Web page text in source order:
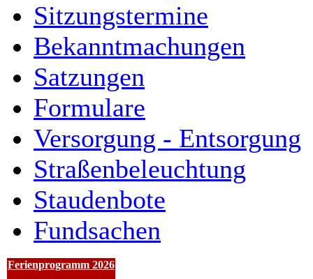
Sitzungstermine
Bekanntmachungen
Satzungen
Formulare
Versorgung - Entsorgung
Straßenbeleuchtung
Staudenbote
Fundsachen
Ferienprogramm 2026